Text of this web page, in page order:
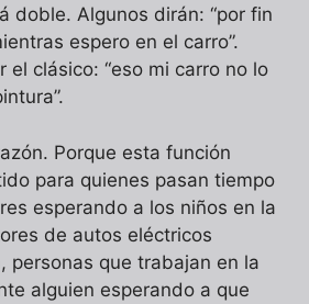
doble. Algunos dirán: “por fin
espero en el carro”.
el clásico: “eso mi carro no lo
Porque esta función
para quienes pasan tiempo
esperando a los niños en la
de autos eléctricos
personas que trabajan en la
alguien esperando a que